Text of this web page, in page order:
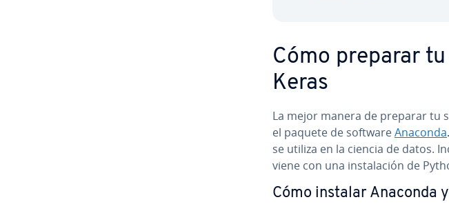
Cómo preparar
Keras
La mejor manera de preparar tu
el paquete de softwareAnaconda.
se utiliza en la ciencia de datos.
viene con una in­s­ta­la­ción de
Cómo instalar Anaconda